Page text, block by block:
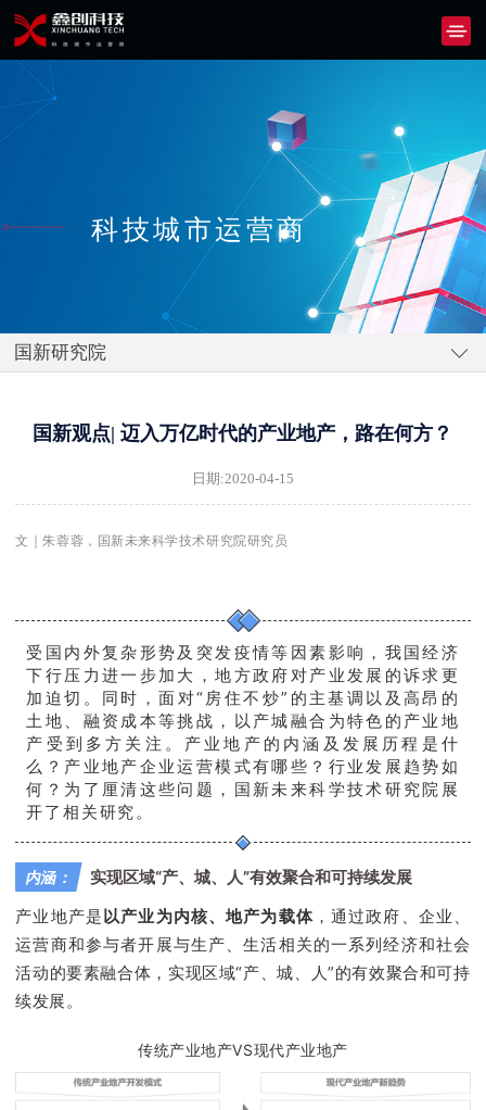
科技城市运营商
国新研究院
国新观点| 迈入万亿时代的产业地产，路在何方？
日期:2020-04-15
文｜朱蓉蓉 ，国新未来科学技术研究院研究员
受国内外复杂形势及突发疫情等因素影响，我国经济
下行压力进一步加大，地方政府对产业发展的诉求更
加迫切。同时，面对“房住不炒”的主基调以及高昂的
土地、融资成本等挑战，以产城融合为特色的产业地
产受到多方关注。产业地产的内涵及发展历程是什
么？产业地产企业运营模式有哪些？行业发展趋势如
何？为了厘清这些问题，国新未来科学技术研究院展
开了相关研究。
内涵：
实现区域“产、城、人”有效聚合和可持续发展
产业地产是以产业为内核、地产为载体，通过政府、企业、
运营商和参与者开展与生产、生活相关的一系列经济和社会
活动的要素融合体，实现区域“产、城、人”的有效聚合和可持
续发展。
传统产业地产VS现代产业地产